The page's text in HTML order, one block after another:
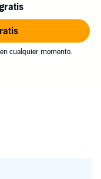
cualquier momento.